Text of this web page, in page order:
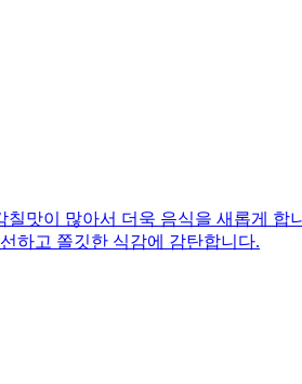
맛이 많아서 더욱 음식을 새롭게
하고 쫄깃한 식감에 감탄합니다.